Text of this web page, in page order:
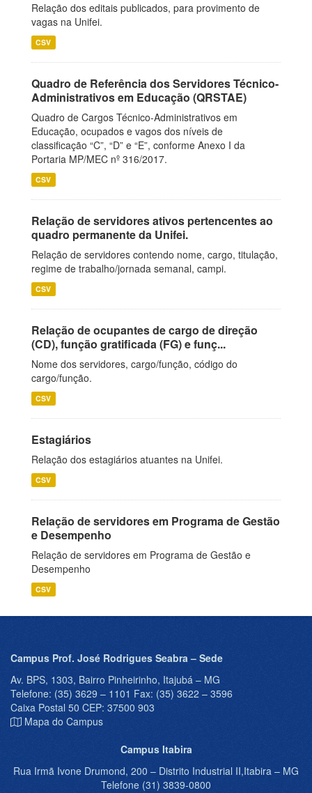
Relação dos editais publicados, para provimento de
vagas na Unifei.
CSV
Quadro de Referência dos Servidores Técnico-
Administrativos em Educação (QRSTAE)
Quadro de Cargos Técnico-Administrativos em
Educação, ocupados e vagos dos níveis de
classificação “C”, “D” e “E”, conforme Anexo I da
Portaria MP/MEC nº 316/2017.
CSV
Relação de servidores ativos pertencentes ao
quadro permanente da Unifei.
Relação de servidores contendo nome, cargo, titulação,
regime de trabalho/jornada semanal, campi.
CSV
Relação de ocupantes de cargo de direção
(CD), função gratificada (FG) e funç...
Nome dos servidores, cargo/função, código do
cargo/função.
CSV
Estagiários
Relação dos estagiários atuantes na Unifei.
CSV
Relação de servidores em Programa de Gestão
e Desempenho
Relação de servidores em Programa de Gestão e
Desempenho
CSV
Campus Prof. José Rodrigues Seabra – Sede
Av. BPS, 1303, Bairro Pinheirinho, Itajubá – MG
Telefone: (35) 3629 – 1101 Fax: (35) 3622 – 3596
Caixa Postal 50 CEP: 37500 903
Mapa do Campus
Campus Itabira
Rua Irmã Ivone Drumond, 200 – Distrito Industrial II,Itabira – MG
Telefone (31) 3839-0800